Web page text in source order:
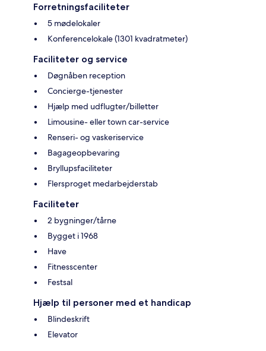
Forretningsfaciliteter
5 mødelokaler
Konferencelokale (1301 kvadratmeter)
Faciliteter og service
Døgnåben reception
Concierge-tjenester
Hjælp med udflugter/billetter
Limousine- eller town car-service
Renseri- og vaskeriservice
Bagageopbevaring
Bryllupsfaciliteter
Flersproget medarbejderstab
Faciliteter
2 bygninger/tårne
Bygget i 1968
Have
Fitnesscenter
Festsal
Hjælp til personer med et handicap
Blindeskrift
Elevator